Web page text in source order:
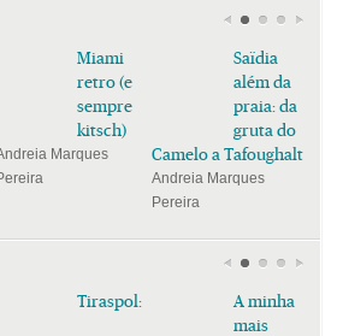
Miami
retro (e
sempre
kitsch)
Marques
Saïdia
além da
praia: da
gruta do
Camelo a Tafoughalt
Andreia Marques
Pereira
Tiraspol:
A minha
mais